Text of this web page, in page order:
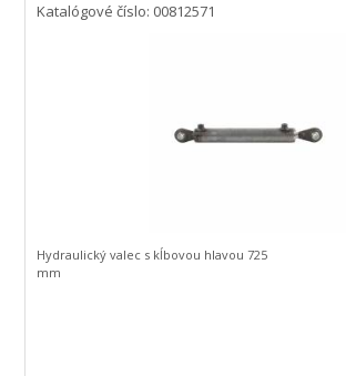
Katalógové číslo: 00812571
Hydraulický valec s kĺbovou hlavou 725
mm